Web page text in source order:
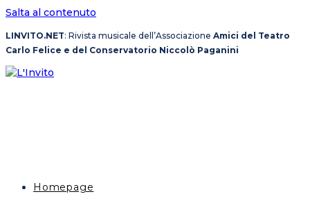
Salta al contenuto
LINVITO.NET: Rivista musicale dell’Associazione Amici del Teatro
Carlo Felice e del Conservatorio Niccolò Paganini
Homepage